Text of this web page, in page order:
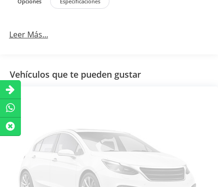
Leer Más...
Vehículos que te pueden gustar